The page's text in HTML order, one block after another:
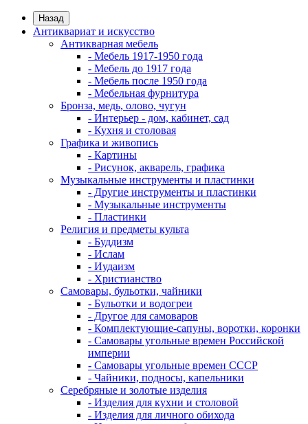
Назад
Антиквариат и искусство
Антикварная мебель
- Мебель 1917-1950 года
- Мебель до 1917 года
- Мебель после 1950 года
- Мебельная фурнитура
Бронза, медь, олово, чугун
- Интерьер - дом, кабинет, сад
- Кухня и столовая
Графика и живопись
- Картины
- Рисунок, акварель, графика
Музыкальные инструменты и пластинки
- Другие инструменты и пластинки
- Музыкальные инструменты
- Пластинки
Религия и предметы культа
- Буддизм
- Ислам
- Иудаизм
- Христианство
Самовары, бульотки, чайники
- Бульотки и водогреи
- Другое для самоваров
- Комплектующие-сапуны, воротки, коронки
- Самовары угольные времен Российской
империи
- Самовары угольные времен СССР
- Чайники, подносы, капельники
Серебряные и золотые изделия
- Изделия для кухни и столовой
- Изделия для личного обихода